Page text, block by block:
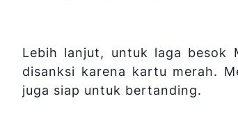
Lebih lanjut, untuk laga besok
disanksi karena kartu merah.
juga siap untuk bertanding.